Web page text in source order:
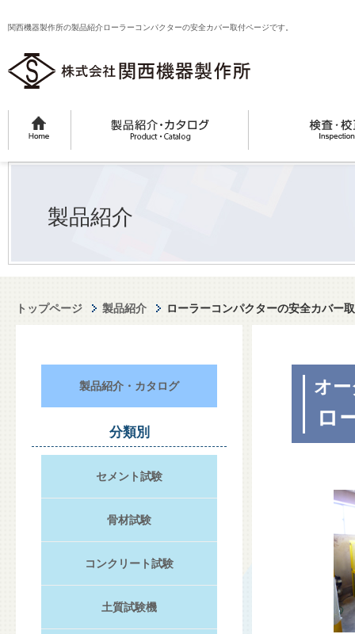
関西機器製作所の製品紹介ローラーコンパクターの安全カバー取付ページです。
製品紹介
トップページ 製品紹介 ローラーコンパクターの安全カバー
オ
ロ
製品紹介・カタログ
分類別
セメント試験
骨材試験
コンクリート試験
土質試験機